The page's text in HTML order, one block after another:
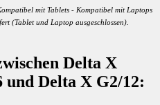
mit Tablets - Kompatibel mit Laptops
(Tablet und Laptop ausgeschlossen).
Delta X
und Delta X G2/12: